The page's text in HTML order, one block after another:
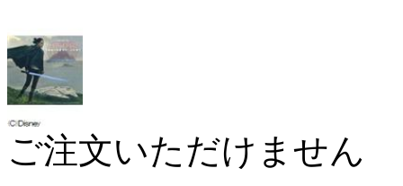
ご注文いただけません